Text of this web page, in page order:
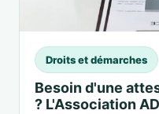
Droits et démarches
Besoin d'une
? L'Association